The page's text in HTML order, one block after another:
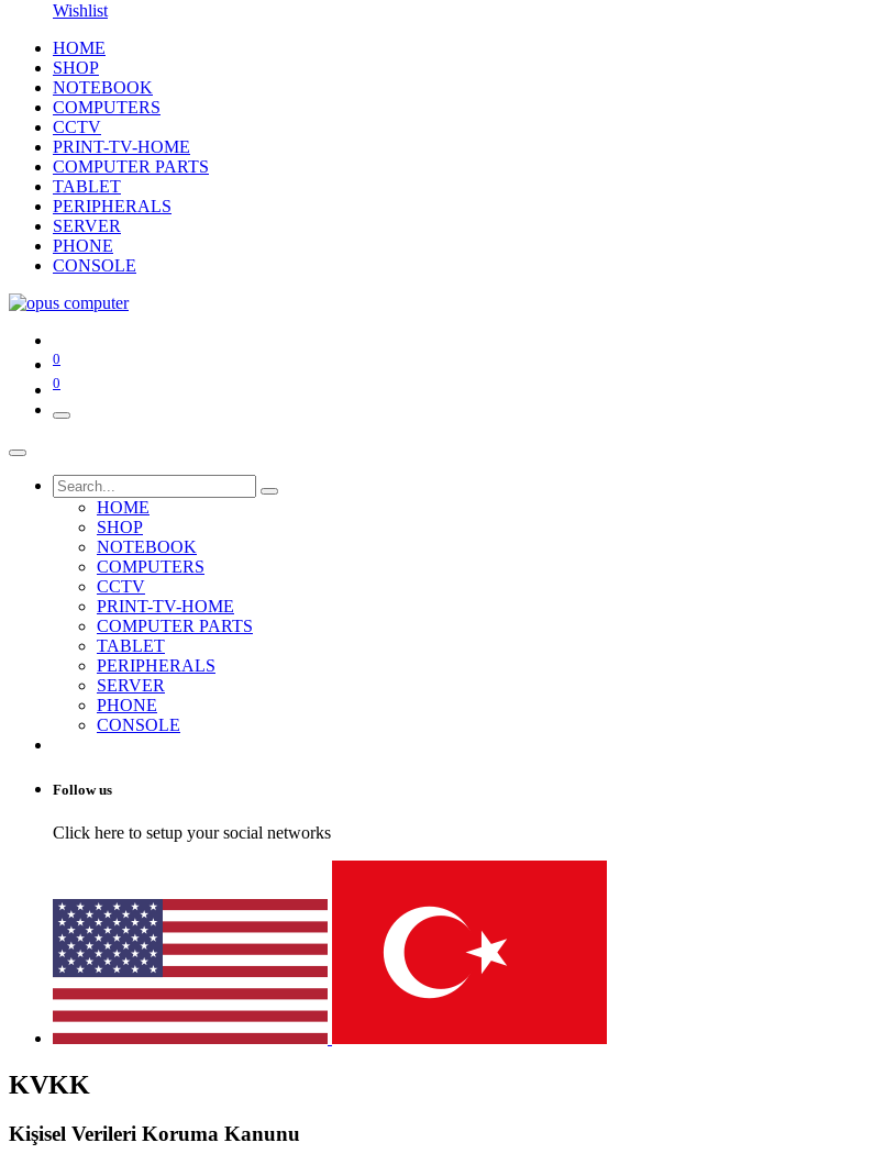
Wishlist
HOME
SHOP
NOTEBOOK
COMPUTERS
CCTV
PRINT-TV-HOME
COMPUTER PARTS
TABLET
PERIPHERALS
SERVER
PHONE
CONSOLE
0
0
HOME
SHOP
NOTEBOOK
COMPUTERS
CCTV
PRINT-TV-HOME
COMPUTER PARTS
TABLET
PERIPHERALS
SERVER
PHONE
CONSOLE
Follow us
Click here to setup your social networks
KVKK
Kişisel Verileri Koruma Kanunu